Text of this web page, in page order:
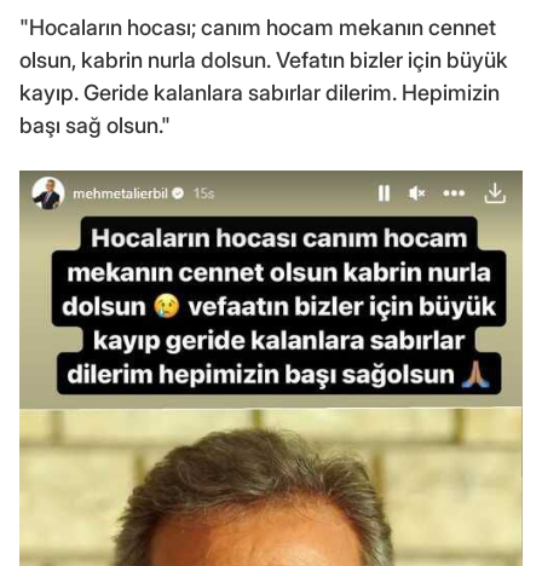
"Hocaların hocası; canım hocam mekanın cennet
olsun, kabrin nurla dolsun. Vefatın bizler için büyük
kayıp. Geride kalanlara sabırlar dilerim. Hepimizin
başı sağ olsun."